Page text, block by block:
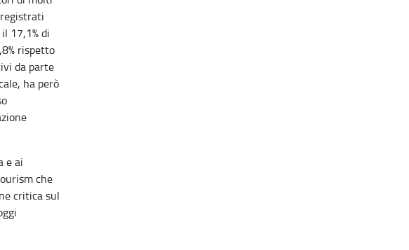
17,1% di
rispetto
da parte
ha però
e ai
che
critica sul